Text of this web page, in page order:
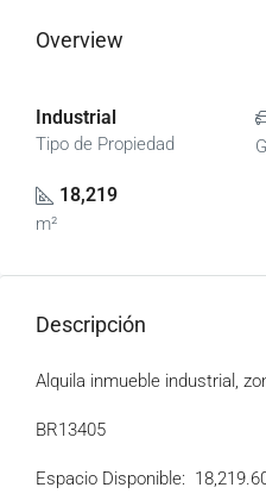
Overview
Industrial
Tipo de Propiedad
18,219
m²
Descripción
Alquila inmueble industrial,
BR13405
Espacio Disponible: